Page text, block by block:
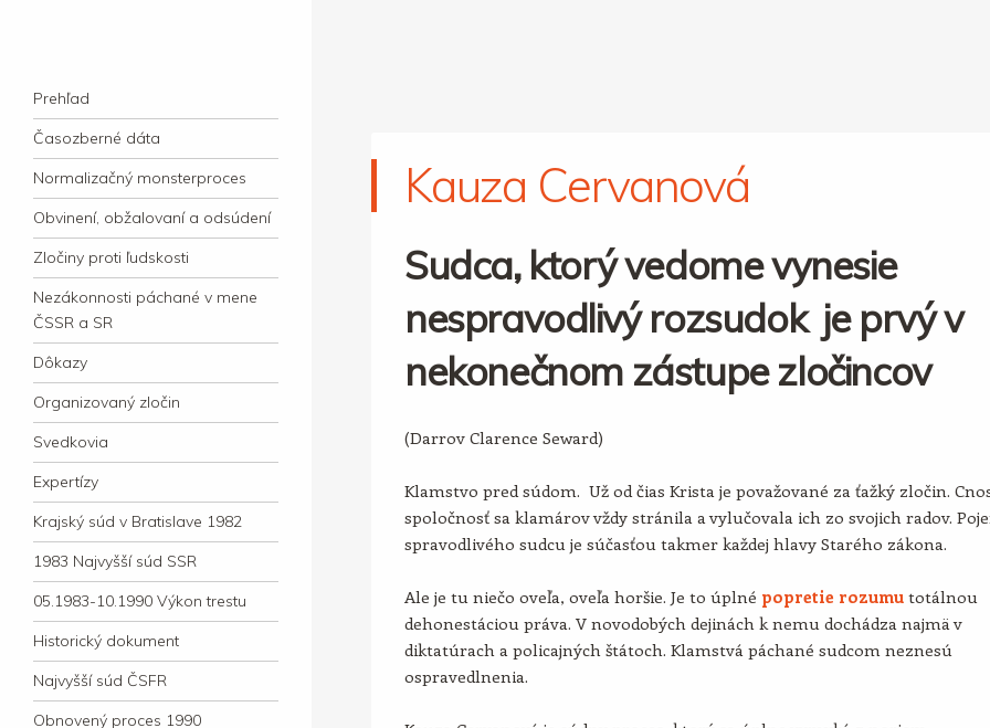
súdny proces v dejnách slovenskej justície
Navigation
Skip to content
Prehľad
Časozberné dáta
Normalizačný monsterproces
Obvinení, obžalovaní a odsúdení
Zločiny proti ľudskosti
Nezákonnosti páchané v mene
ČSSR a SR
Dôkazy
Organizovaný zločin
Svedkovia
Expertízy
Krajský súd v Bratislave 1982
1983 Najvyšší súd SSR
05.1983-10.1990 Výkon trestu
Historický dokument
Najvyšší súd ČSFR
Obnovený proces 1990
Kauza Cervanová
Sudca, ktorý vedome vynesie
nespravodlivý rozsudok je prvý v
nekonečnom zástupe zločincov
(Darrov Clarence Seward)
Klamstvo pred súdom. Už od čias Krista je považované za ťažký zločin.
spoločnosť sa klamárov vždy stránila a vylučovala ich zo svojich radov.
spravodlivého sudcu je súčasťou takmer každej hlavy Starého zákona.
Ale je tu niečo oveľa, oveľa horšie. Je to úplné popretie rozumu totálnou
dehonestáciou práva. V novodobých dejinách k nemu dochádza najmä v
diktatúrach a policajných štátoch. Klamstvá páchané sudcom neznesú
ospravedlnenia.